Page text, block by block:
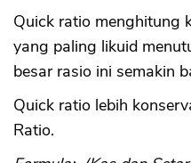
Quick ratio menghitung
yang paling likuid
besar rasio ini semakin
Quick ratio lebih
Ratio.